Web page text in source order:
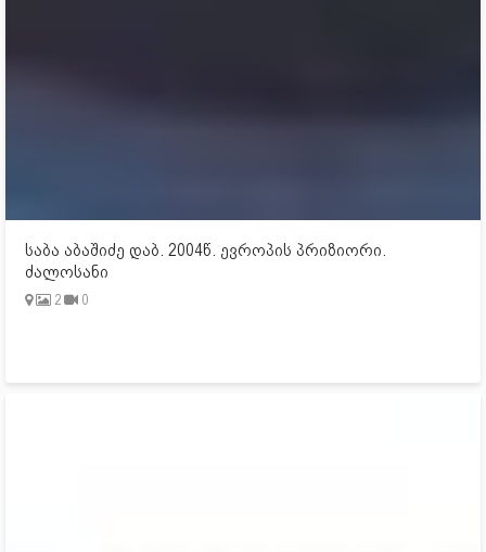
საბა აბაშიძე დაბ. 2004წ. ევროპის პრიზიორი.
ძალოსანი
2 0